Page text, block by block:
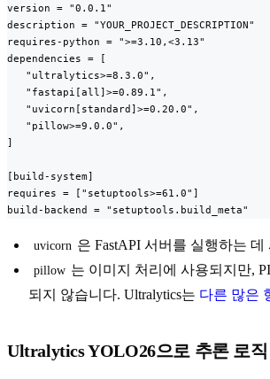
version = "0.0.1"
description = "YOUR_PROJECT_DESCRIPTION"
requires-python = ">=3.10,<3.13"
dependencies = [
   "ultralytics>=8.3.0",
   "fastapi[all]>=0.89.1",
   "uvicorn[standard]>=0.20.0",
   "pillow>=9.0.0",
]
[build-system]
requires = ["setuptools>=61.0"]
build-backend = "setuptools.build_meta"
uvicorn 은 FastAPI 서버를 실행하는 데
pillow 는 이미지 처리에 사용되지만,
되지 않습니다. Ultralytics는 다른 많은
Ultralytics YOLO26으로 추론 로